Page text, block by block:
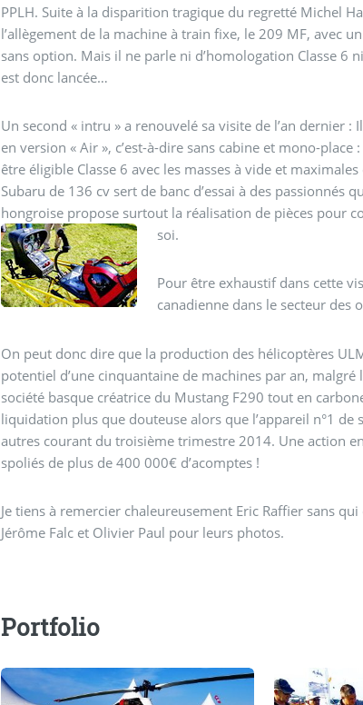
PPLH. Suite à la disparition tragique du regretté Michel
l’allègement de la machine à train fixe, le 209 MF, avec
sans option. Mais il ne parle ni d’homologation Classe 6
est donc lancée…
Un second « intru » a renouvelé sa visite de l’an dernier :
en version « Air », c’est-à-dire sans cabine et mono-
être éligible Classe 6 avec les masses à vide et
Subaru de 136 cv sert de banc d’essai à des
hongroise propose surtout la réalisation de pièces pour
soi.
Pour être exhaustif dans cette
canadienne dans le secteur des
On peut donc dire que la production des hélicoptères
potentiel d’une cinquantaine de machines par an,
société basque créatrice du Mustang F290 tout en
liquidation plus que douteuse alors que l’appareil n°1
autres courant du troisième trimestre 2014. Une action
spoliés de plus de 400 000€ d’acomptes !
Je tiens à remercier chaleureusement Eric Raffier sans
Jérôme Falc et Olivier Paul pour leurs photos.
Portfolio